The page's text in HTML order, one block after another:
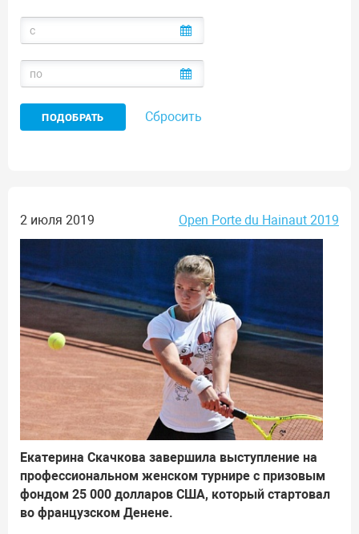
Сбросить
2 июля 2019 Open Porte du Hainaut 2019
Екатерина Скачкова завершила выступление на
профессиональном женском турнире с призовым
фондом 25 000 долларов США, который стартовал
во французском Денене.